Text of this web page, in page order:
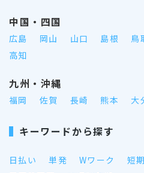
中国・四国
広島 岡山 山口 島根 鳥
高知
九州・沖縄
福岡 佐賀 長崎 熊本 大
キーワードから探す
日払い 単発 Wワーク 短期